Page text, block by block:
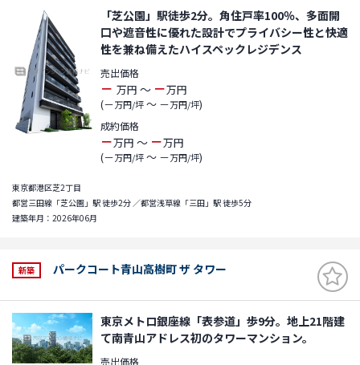
「芝公園」駅徒歩2分。角住戸率100％、多面開
口や遮音性に優れた設計でプライバシー性と快適
性を兼ね備えたハイスペックレジデンス
売出価格
－ 万円 ～ －万円
(－万円/坪～ －万円/坪)
成約価格
－万円 ～ －万円
(－万円/坪～ －万円/坪)
東京都港区芝2丁目
都営三田線「芝公園」駅 徒歩2分 ／都営浅草線「三田」駅 徒歩5分
建築年月：2026年06月
新築 パークコート青山高樹町 ザ タワー
東京メトロ銀座線「表参道」歩9分。地上21階建
て南青山アドレス初のタワーマンション。
売出価格